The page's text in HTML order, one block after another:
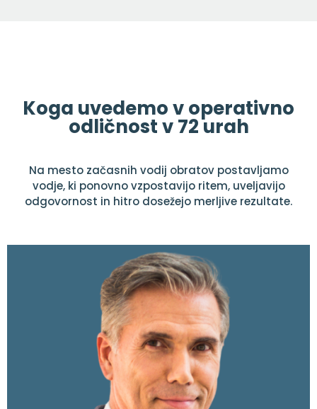
Koga uvedemo v operativno
odličnost v 72 urah
Na mesto začasnih vodij obratov postavljamo
vodje, ki ponovno vzpostavijo ritem, uveljavijo
odgovornost in hitro dosežejo merljive rezultate.
Tipična pooblastila
Odstopanja v izmenah/izpad v urniku
Nedoslednost delovanja linije